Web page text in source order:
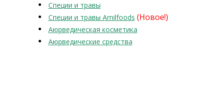
Специи и травы
Специи и травы Amilfoods (Новое!)
Аюрведическая косметика
Аюрведические средства